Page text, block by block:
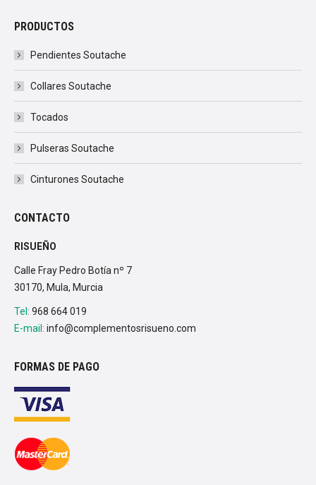
PRODUCTOS
Pendientes Soutache
Collares Soutache
Tocados
Pulseras Soutache
Cinturones Soutache
CONTACTO
RISUEÑO
Calle Fray Pedro Botía nº 7
30170, Mula, Murcia
Tel: 968 664 019
E-mail: info@complementosrisueno.com
FORMAS DE PAGO